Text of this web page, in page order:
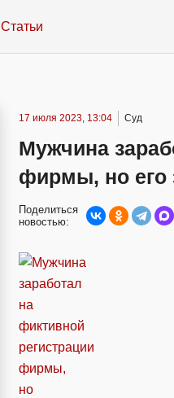
Статьи
17 июля 2023, 13:04 Суд
Мужчина
фирмы, но его
Поделиться
новостью: